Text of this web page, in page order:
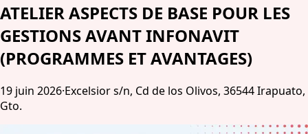
ATELIER ASPECTS DE BASE POUR LES
GESTIONS AVANT INFONAVIT
(PROGRAMMES ET AVANTAGES)
19 juin 2026·Excelsior s/n, Cd de los Olivos, 36544 Irapuato,
Gto.